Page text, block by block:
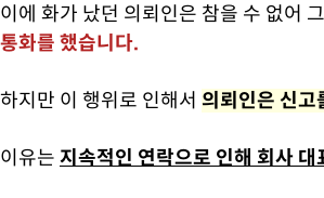
이에 화가 났던 의뢰인은 참을 수 없어 그
통화를 했습니다.
하지만 이 행위로 인해서 의뢰인은 신고
이유는 지속적인 연락으로 인해 회사